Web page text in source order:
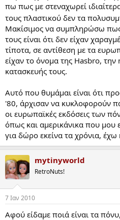
πω πως με στεναχωρεί
τους πλαστικού δεν τα
Μακίσιμος να συμπληρώσω
τους είναι ότι δεν είχαν
τίποτα, σε αντίθεση με τα
είχαν το όνομα της Hasbro,
κατασκευής τους.
Αυτό που θυμάμαι είναι ότι
'80, άρχισαν να κυκλοφορούν
οι ευρωπαϊκές εκδόσεις των
όπως και αμερικάνικα που μου
για δώρο εκείνα τα χρόνια, έχω
mytinyworld
RetroNuts!
7 Ιαν 2010
Αφού είδαμε ποιά είναι τα